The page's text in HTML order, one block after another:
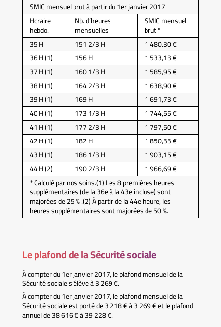
SMIC mensuel brut à partir du 1er janvier 2017
Horaire
hebdo.
Nb. d’heures
mensuelles
SMIC mensuel
brut *
35 H
151 2/3 H
1 480,30 €
36 H (1)
156 H
1 533,13 €
37 H (1)
160 1/3 H
1 585,95 €
38 H (1)
164 2/3 H
1 638,90 €
39 H (1)
169 H
1 691,73 €
40 H (1)
173 1/3 H
1 744,55 €
41 H (1)
177 2/3 H
1 797,50 €
42 H (1)
182 H
1 850,33 €
43 H (1)
186 1/3 H
1 903,15 €
44 H (2)
190 2/3 H
1 966,69 €
* Calculé par nos soins.(1) Les 8 premières heures
supplémentaires (de la 36e à la 43e incluse) sont
majorées de 25 % .(2) À partir de la 44e heure, les
heures supplémentaires sont majorées de 50 %.
Le plafond de la Sécurité sociale
À compter du 1er janvier 2017, le plafond mensuel de la
Sécurité sociale s’élève à 3 269 €.
À compter du 1er janvier 2017, le plafond mensuel de la
Sécurité sociale est porté de 3 218 € à 3 269 € et le plafond
annuel de 38 616 € à 39 228 €.